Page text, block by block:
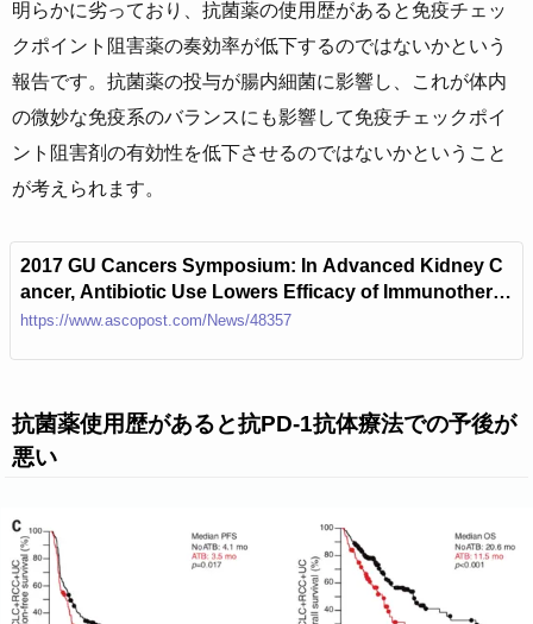
cision medicine will likely rely on novel diagnostic a
t defects in the microbiome that compromise therap
eutic efficacy.
明らかに劣っており、抗菌薬の使用歴があると免疫チェッ
クポイント阻害薬の奏効率が低下するのではないかという
報告です。抗菌薬の投与が腸内細菌に影響し、これが体内
の微妙な免疫系のバランスにも影響して免疫チェックポイ
ント阻害剤の有効性を低下させるのではないかということ
が考えられます。
2017 GU Cancers Symposium: In Advanced Kidney C
ancer, Antibiotic Use Lowers Efficacy of Immunothera
py - The ASCO Post
https://www.ascopost.com/News/48357
抗菌薬使用歴があると抗PD-1抗体療法での予後が
悪い